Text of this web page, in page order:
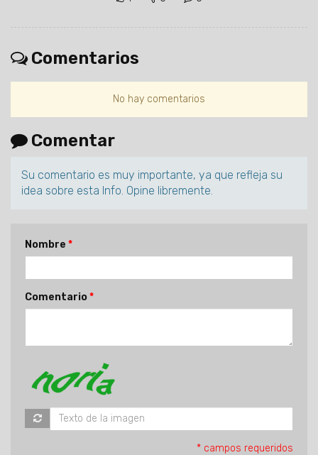
Comentarios
No hay comentarios
Comentar
Su comentario es muy importante, ya que refleja su
idea sobre esta Info. Opine libremente.
Nombre
Comentario
* campos requeridos